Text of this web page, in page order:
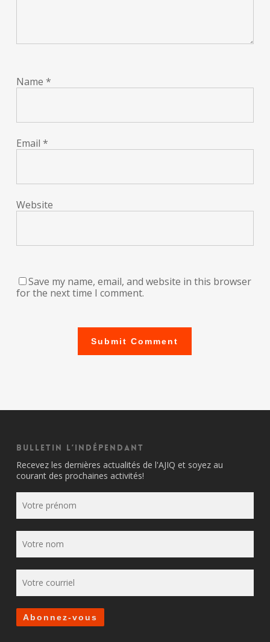
Name *
Email *
Website
Save my name, email, and website in this browser
for the next time I comment.
Bulletin l’indépendant
Recevez les dernières actualités de l'AJIQ et soyez au
courant des prochaines activités!